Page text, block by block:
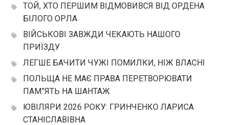
ТОЙ, ХТО ПЕРШИМ ВІДМОВИВСЯ ВІД ОРДЕНА
БІЛОГО ОРЛА
ВІЙСЬКОВІ ЗАВЖДИ ЧЕКАЮТЬ НАШОГО
ПРИЇЗДУ
ЛЕГШЕ БАЧИТИ ЧУЖІ ПОМИЛКИ, НІЖ ВЛАСНІ
ПОЛЬЩА НЕ МАЄ ПРАВА ПЕРЕТВОРЮВАТИ
ПАМ”ЯТЬ НА ШАНТАЖ
ЮВІЛЯРИ 2026 РОКУ: ГРИНЧЕНКО ЛАРИСА
СТАНІСЛАВІВНА